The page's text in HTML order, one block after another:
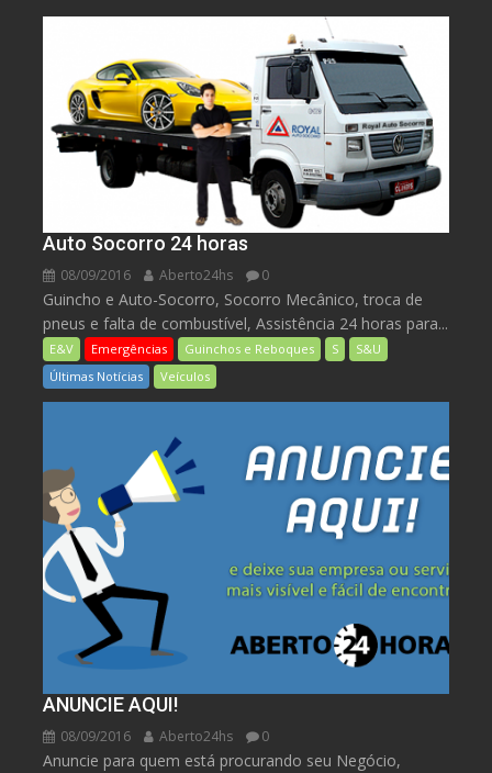
Auto Socorro 24 horas
08/09/2016 Aberto24hs 0
Guincho e Auto-Socorro, Socorro Mecânico, troca de
pneus e falta de combustível, Assistência 24 horas para...
E&V Emergências Guinchos e Reboques S
S&U
Últimas Notícias
Veículos
ANUNCIE AQUI!
08/09/2016 Aberto24hs 0
Anuncie para quem está procurando seu Negócio,